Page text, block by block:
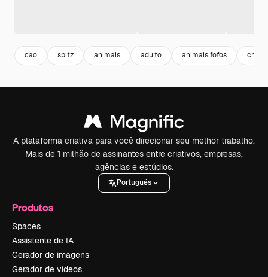
cao spitz animais adulto animais fofos china
A plataforma criativa para você direcionar seu melhor trabalho.
Mais de 1 milhão de assinantes entre criativos, empresas,
agências e estúdios.
Português
Produtos
Spaces
Assistente de IA
Gerador de imagens
Gerador de vídeos